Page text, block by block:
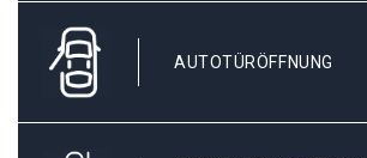
AUTOTÜRÖFFNUNG